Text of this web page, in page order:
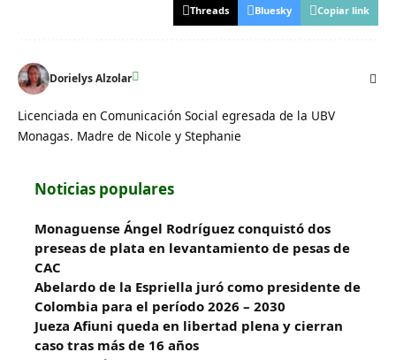
Threads Bluesky Copiar link
Dorielys Alzolar
Licenciada en Comunicación Social egresada de la UBV
Monagas. Madre de Nicole y Stephanie
Noticias populares
Monaguense Ángel Rodríguez conquistó dos
preseas de plata en levantamiento de pesas de
CAC
Abelardo de la Espriella juró como presidente de
Colombia para el período 2026 – 2030
Jueza Afiuni queda en libertad plena y cierran
caso tras más de 16 años